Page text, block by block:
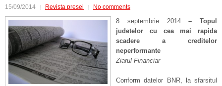
15/09/2014 Revista presei No comments
8 septembrie 2014– Topul
judetelor cu cea mai rapida
scadere a creditelor
neperformante
Ziarul Financiar
Conform datelor BNR, la sfarsitul